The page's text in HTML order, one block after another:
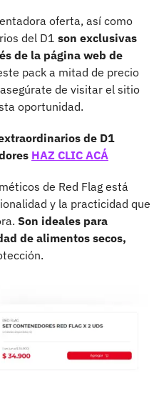
oferta, así como
del D1 son exclusivas
de la página web de
pack a mitad de precio
de visitar el sitio
oportunidad.
de D1
HAZ CLIC ACÁ
de Red Flag está
y la practicidad que
Son ideales para
de alimentos secos,